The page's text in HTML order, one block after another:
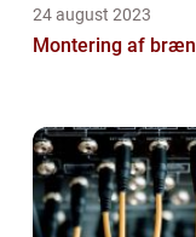
24 august 2023
Montering af